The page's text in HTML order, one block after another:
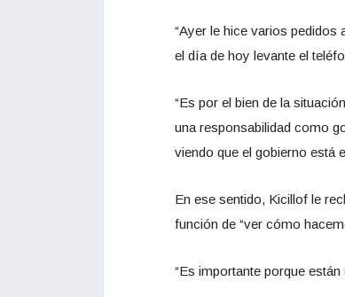
“Ayer le hice varios pedidos
el día de hoy levante el
“Es por el bien de la
una responsabilidad como
viendo que el gobierno está
En ese sentido, Kicillof le
función de “ver cómo
“Es importante porque